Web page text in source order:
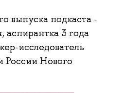
выпуска подкаста -
3 года
исследователь
России Нового